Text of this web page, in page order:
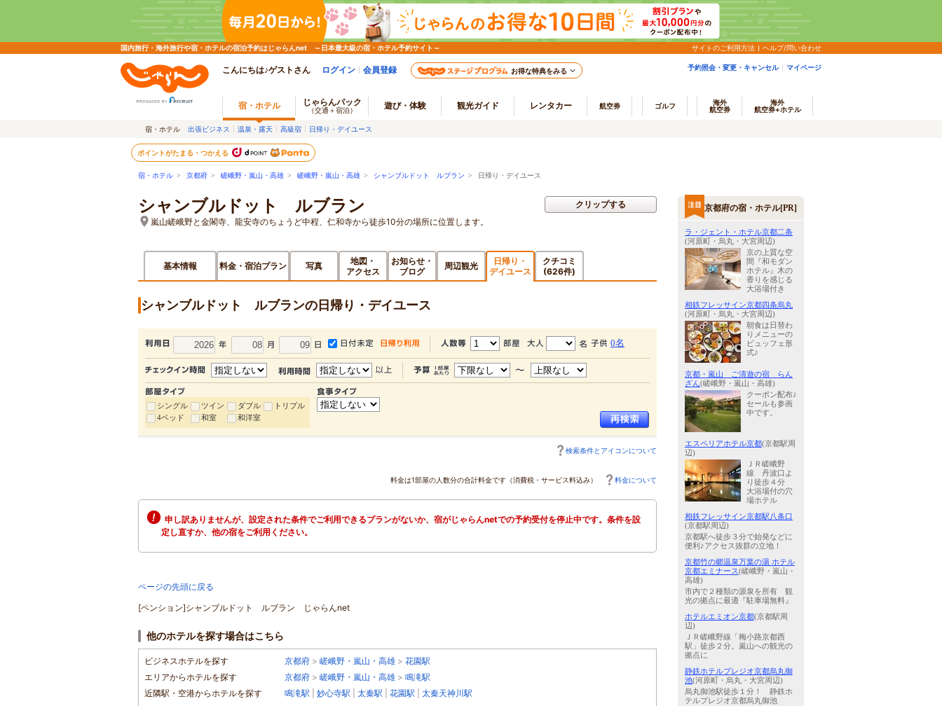
国内旅行・海外旅行や宿・ホテルの宿泊予約はじゃらんnet ～日本最大級の宿・ホテル予約サイト～ サイトのご利用方法 ヘルプ/問い合わせ
こんにちは♪ゲストさん ログイン 会員登録 お得な特典をみる 予約照会・変更・キャンセル マイページ
宿・ホテル じゃらんパック
（交通＋宿泊） 遊び・体験 観光ガイド レンタカー 航空券 ゴルフ
海外
航空券
海外
航空券+ホテル
宿・ホテル 出張ビジネス 温泉・露天 高級宿 日帰り・デイユース
ポイントがたまる・つかえる
宿・ホテル > 京都府 > 嵯峨野・嵐山・高雄 > 嵯峨野・嵐山・高雄 > シャンブルドット ルブラン > 日帰り・デイユース
シャンブルドット ルブラン
嵐山嵯峨野と金閣寺、龍安寺のちょうど中程、仁和寺から徒歩10分の場所に位置します。
クリップする
基本情報 料金・宿泊プラン 写真
地図・
アクセス
お知らせ・
ブログ
周辺観光
日帰り・
デイユース
クチコミ
(626件)
シャンブルドット ルブランの日帰り・デイユース
0名
シングル ツイン ダブル
トリプル
4ベッド
和室 和洋室
検索条件とアイコンについて
料金は1部屋の人数分の合計料金です（消費税・サービス料込み） 料金について
申し訳ありませんが、設定された条件でご利用できるプランがないか、宿がじゃらんnetでの予約受付を停止中です。条件を設
定し直すか、他の宿をご利用ください。
ページの先頭に戻る
[ペンション]シャンブルドット ルブラン じゃらんnet
他のホテルを探す場合はこちら
ビジネスホテルを探す 京都府 > 嵯峨野・嵐山・高雄 > 花園駅
エリアからホテルを探す
京都府 > 嵯峨野・嵐山・高雄 > 鳴滝駅
近隣駅・空港からホテルを探す
鳴滝駅 妙心寺駅 太秦駅 花園駅 太秦天神川駅
京都府の宿・ホテル[PR]
ラ・ジェント・ホテル京都二条
(河原町・烏丸・大宮周辺)
京の上質な空
間『和モダン
ホテル』木の
香りを感じる
大浴場付き
相鉄フレッサイン京都四条烏丸
(河原町・烏丸・大宮周辺)
朝食は日替わ
りメニューの
ビュッフェ形
式♪
京都・嵐山 ご清遊の宿 らん
ざん(嵯峨野・嵐山・高雄)
クーポン配布♪
セールも参画
中です。
エスペリアホテル京都(京都駅周
辺)
ＪＲ嵯峨野
線 丹波口よ
り徒歩４分
大浴場付の穴
場ホテル
相鉄フレッサイン京都駅八条口
(京都駅周辺)
京都駅へ徒歩３分で始発などに
便利♪アクセス抜群の立地！
京都竹の郷温泉万葉の湯 ホテル
京都エミナース(嵯峨野・嵐山・
高雄)
市内で２種類の源泉を所有 観
光の拠点に最適『駐車場無料』
ホテルエミオン京都(京都駅周
辺)
ＪＲ嵯峨野線「梅小路京都西
駅」徒歩２分。嵐山への観光の
拠点に
静鉄ホテルプレジオ京都烏丸御
池(河原町・烏丸・大宮周辺)
烏丸御池駅徒歩１分！ 静鉄ホ
テルプレジオ京都烏丸御池